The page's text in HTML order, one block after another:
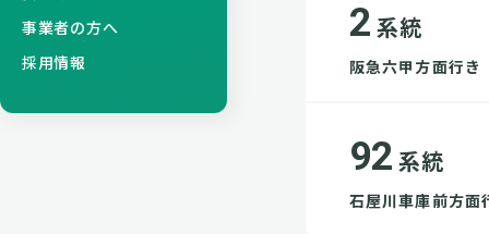
事業者の方へ
採用情報
2 系統
阪急六甲方面行き
92 系統
石屋川車庫前方面